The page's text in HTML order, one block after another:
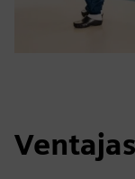
Ventajas